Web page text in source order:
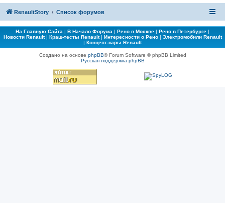
RenaultStory Список форумов
На Главную Сайта | В Начало Форума | Рено в Москве | Рено в Петербурге |
Новости Renault| Краш-тесты Renault| Интересности о Рено| Электромобили Renault
| Концепт-кары Renault
Создано на основе phpBB® Forum Software © phpBB Limited
Русская поддержка phpBB